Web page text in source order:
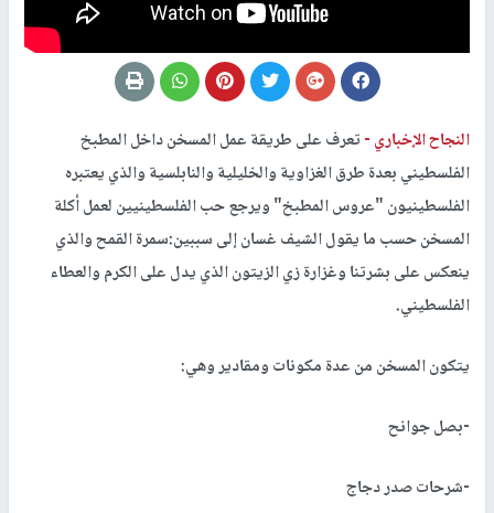
النجاح الإخباري -تعرف على طريقة عمل المسخن داخل المطبخ
الفلسطيني بعدة طرق الغزاوية والخليلية والنابلسية والذي يعتبره
الفلسطينيون "عروس المطبخ" ويرجع حب الفلسطينيين لعمل أكلة
المسخن حسب ما يقول الشيف غسان إلى سببين:سمرة القمح والذي
ينعكس على بشرتنا وغزارة زي الزيتون الذي يدل على الكرم والعطاء
الفلسطيني.
يتكون المسخن من عدة مكونات ومقادير وهي:
-بصل جوانح
-شرحات صدر دجاج